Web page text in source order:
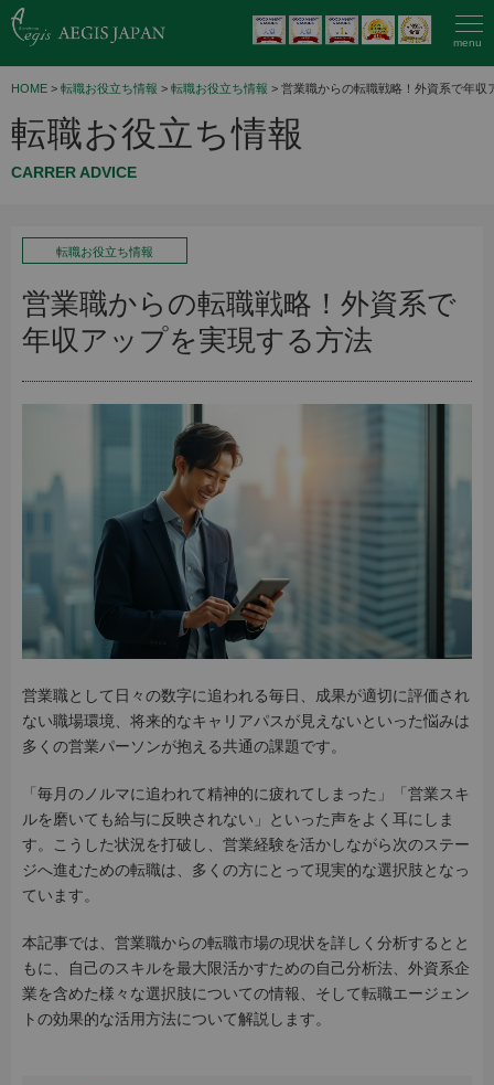
menu
HOME > 転職お役立ち情報 > 転職お役立ち情報 > 営業職からの転職戦略！外資系で年収
転職お役立ち情報
CARRER ADVICE
転職お役立ち情報
営業職からの転職戦略！外資系で
年収アップを実現する方法
営業職として日々の数字に追われる毎日、成果が適切に評価され
ない職場環境、将来的なキャリアパスが見えないといった悩みは
多くの営業パーソンが抱える共通の課題です。
「毎月のノルマに追われて精神的に疲れてしまった」「営業スキ
ルを磨いても給与に反映されない」といった声をよく耳にしま
す。こうした状況を打破し、営業経験を活かしながら次のステー
ジへ進むための転職は、多くの方にとって現実的な選択肢となっ
ています。
本記事では、営業職からの転職市場の現状を詳しく分析するとと
もに、自己のスキルを最大限活かすための自己分析法、外資系企
業を含めた様々な選択肢についての情報、そして転職エージェン
トの効果的な活用方法について解説します。